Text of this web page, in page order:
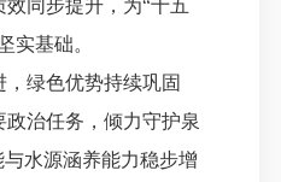
同步提升，为“十五
实基础。
，绿色优势持续巩固
治任务，倾力守护泉
水源涵养能力稳步增